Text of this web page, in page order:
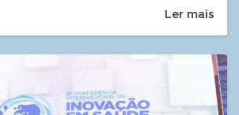
Ler mais